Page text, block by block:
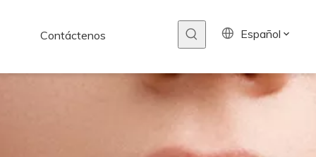
Contáctenos Español